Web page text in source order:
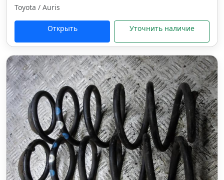
Toyota / Auris
Открыть Уточнить наличие